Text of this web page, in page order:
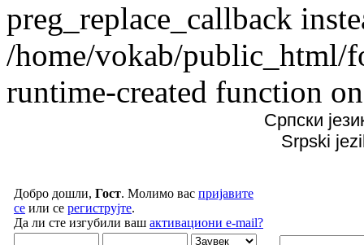
preg_replace_callback
/home/vokab/public_html/
runtime-created function
Српски
Srpski
Добро дошли, Гост. Молимо вас пријавите
се или се региструјте.
Да ли сте изгубили ваш активациони e-mail?